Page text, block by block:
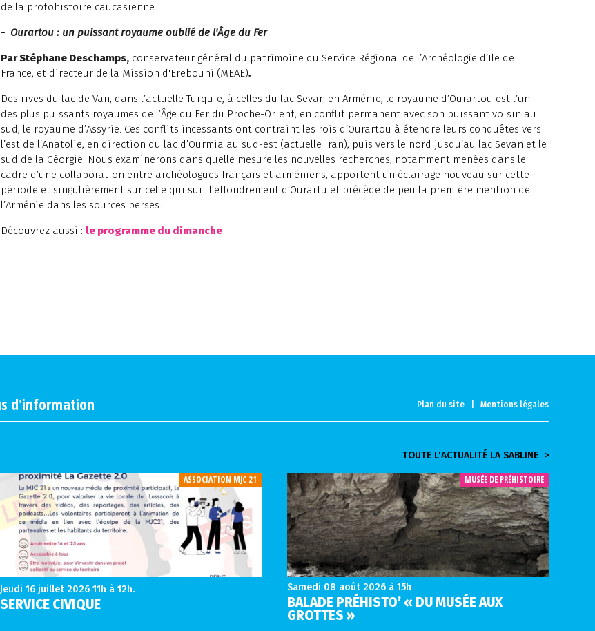
de la protohistoire caucasienne.
- Ourartou : un puissant royaume oublié de l'Âge du Fer
Par Stéphane Deschamps,conservateur général du patrimoine du Service Régional de l’Archéologie d’Ile de
France, et directeur de la Mission d'Erebouni (MEAE).
Des rives du lac de Van, dans l’actuelle Turquie, à celles du lac Sevan en Arménie, le royaume d’Ourartou est l’un
des plus puissants royaumes de l’Âge du Fer du Proche-Orient, en conflit permanent avec son puissant voisin au
sud, le royaume d’Assyrie. Ces conflits incessants ont contraint les rois d’Ourartou à étendre leurs conquêtes vers
l’est de l’Anatolie, en direction du lac d’Ourmia au sud-est (actuelle Iran), puis vers le nord jusqu’au lac Sevan et le
sud de la Géorgie. Nous examinerons dans quelle mesure les nouvelles recherches, notamment menées dans le
cadre d’une collaboration entre archéologues français et arméniens, apportent un éclairage nouveau sur cette
période et singulièrement sur celle qui suit l’effondrement d’Ourartu et précède de peu la première mention de
l’Arménie dans les sources perses.
Découvrez aussi : le programme du dimanche
d'information Plan du site| Mentions légales
TOUTE L'ACTUALITÉ LA SABLINE >
ASSOCIATION MJC 21
Jeudi 16 juillet 2026 11h à 12h.
SERVICE CIVIQUE
MUSÉE DE PRÉHISTOIRE
Samedi 08 août 2026à 15h
BALADE PRÉHISTO’ « DU MUSÉE AUX
GROTTES »